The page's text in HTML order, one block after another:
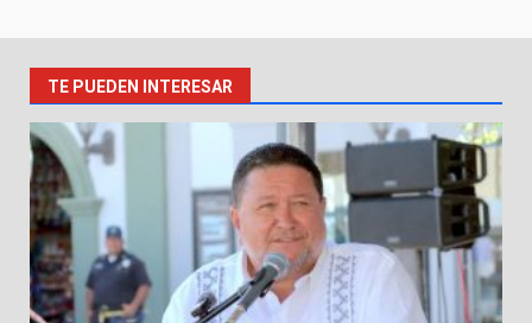
TE PUEDEN INTERESAR